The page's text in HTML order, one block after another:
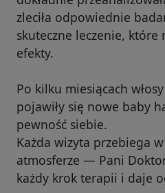
zleciła odpowiednie
skuteczne leczenie, które
efekty.
Po kilku miesiącach
pojawiły się nowe baby
pewność siebie.
Każda wizyta przebiega
atmosferze — Pani
każdy krok terapii i daje